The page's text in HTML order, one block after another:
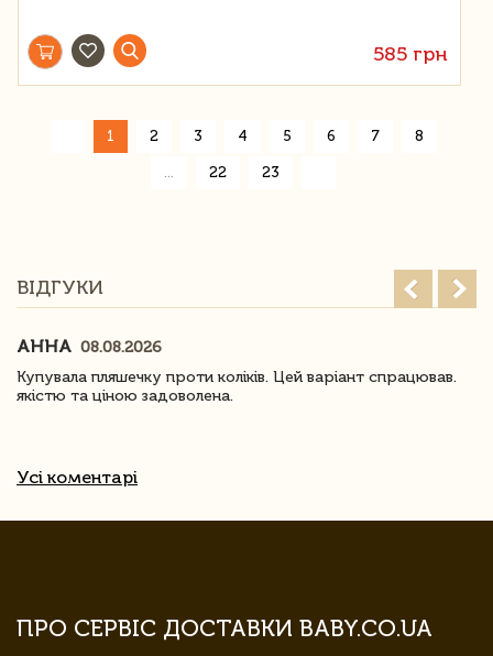
585 грн
1 2 3 4 5 6 7 8
22 23
ВІДГУКИ
АННА 08.08.2026
Купувала пляшечку проти коліків. Цей варіант спрацював.
якістю та ціною задоволена.
Усі коментарі
ПРО СЕРВІС ДОСТАВКИ BABY.CO.UA